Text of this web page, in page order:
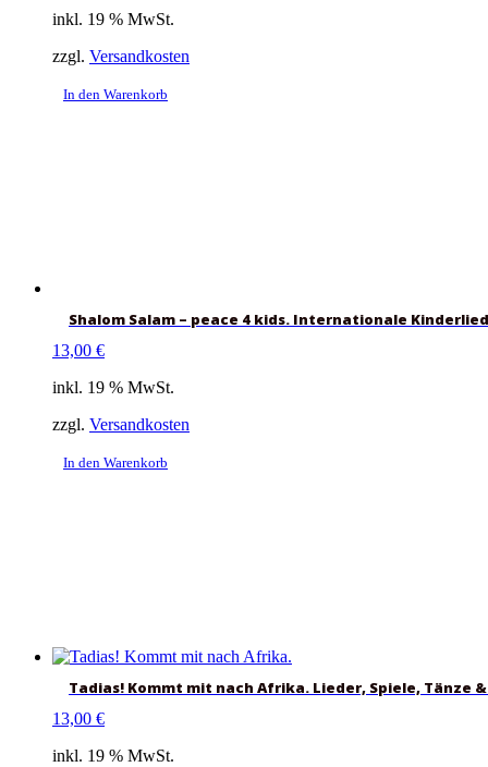
inkl. 19 % MwSt.
zzgl. Versandkosten
In den Warenkorb
Shalom Salam – peace 4 kids. Internationale
13,00 €
inkl. 19 % MwSt.
zzgl. Versandkosten
In den Warenkorb
Tadias! Kommt mit nach Afrika. Lieder, Spiele, Tänze
13,00 €
inkl. 19 % MwSt.